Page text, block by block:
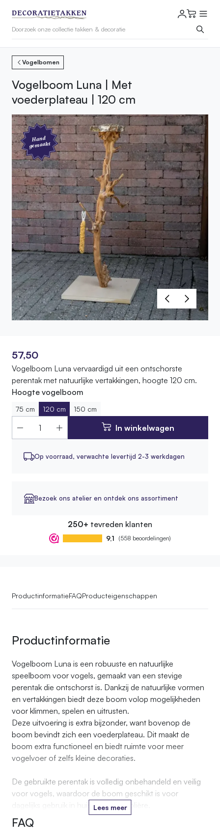
Vogelbomen
Vogelboom Luna | Met
voederplateau | 120 cm
Hand
gemaakt
57,50
Vogelboom Luna vervaardigd uit een ontschorste
perentak met natuurlijke vertakkingen, hoogte 120 cm.
Hoogte vogelboom
75 cm 120 cm 150 cm
In winkelwagen
Op voorraad, verwachte levertijd 2-3 werkdagen
Bezoek ons atelier en ontdek ons assortiment
250+ tevreden klanten
9,1 (558 beoordelingen)
ProductinformatieFAQProducteigenschappen
Productinformatie
Vogelboom Luna is een robuuste en natuurlijke
speelboom voor vogels, gemaakt van een stevige
perentak die ontschorst is. Dankzij de natuurlijke vormen
en vertakkingen biedt deze boom volop mogelijkheden
voor klimmen, spelen en uitrusten.
Deze uitvoering is extra bijzonder, want bovenop de
boom bevindt zich een voederplateau. Dit maakt de
boom extra functioneel en biedt ruimte voor meer
vogelvoer of zelfs kleine decoraties.
De gebruikte perentak is volledig onbehandeld en veilig
voor vogels, waardoor de boom geschikt is voor
dagelijks gebruik in huis of in een volière.
Lees meer
FAQ